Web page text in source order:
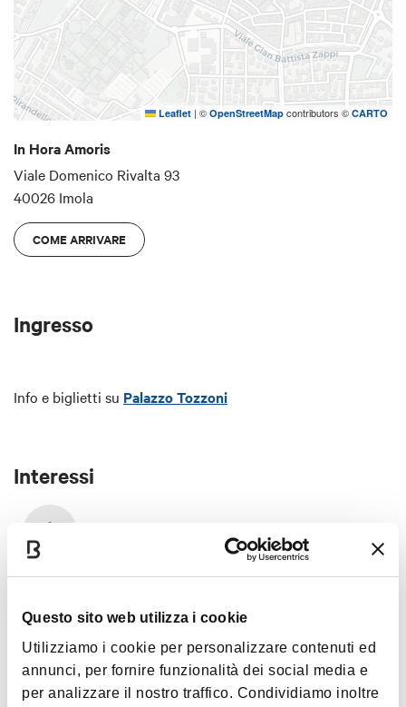
Questo sito web utilizza i cookie
Utilizziamo i cookie per personalizzare contenuti ed
annunci, per fornire funzionalità dei social media e
per analizzare il nostro traffico. Condividiamo inoltre
Leaflet | © OpenStreetMap contributors © CARTO
In Hora Amoris
Viale Domenico Rivalta 93
40026 Imola
COME ARRIVARE
Ingresso
Info e biglietti su Palazzo Tozzoni
Interessi
Arte e Cultura